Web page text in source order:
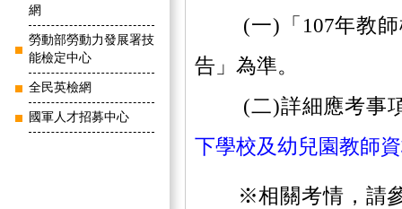
網
勞動部勞動力發展署技
能檢定中心
全民英檢網
國軍人才招募中心
(一)「107年教師
告」為準。
(二)詳細應考事項
下學校及幼兒園教師
※相關考情，請